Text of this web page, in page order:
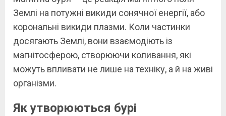
Землі на потужні викиди сонячної енергії, або
корональні викиди плазми. Коли частинки
досягають Землі, вони взаємодіють із
магнітосферою, створюючи коливання, які
можуть впливати не лише на техніку, а й на живі
організми.
Як утворюються бурі